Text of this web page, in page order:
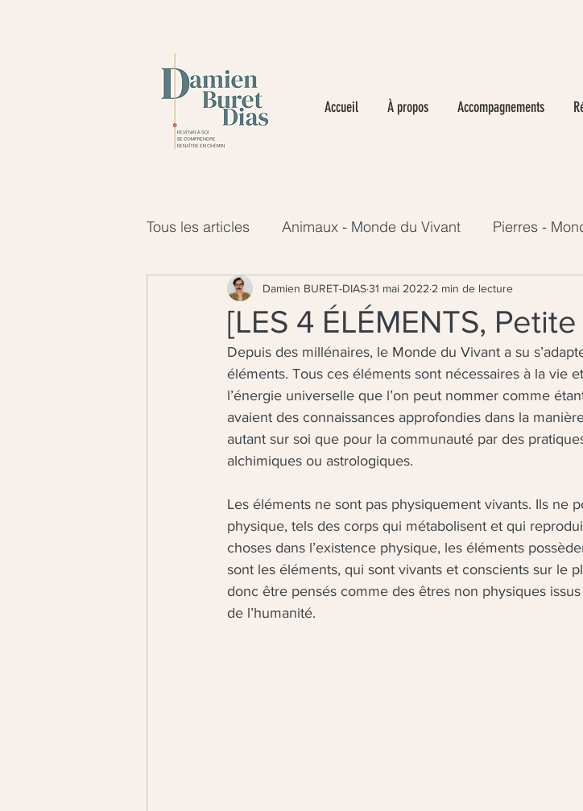
Accueil À propos Accompagnements
Tous les articles Animaux - Monde du Vivant Pierres -
Plantes - Monde du Vivant
[LES 4 ÉLÉMENTS,
Damien BURET-DIAS31 mai 2022 2 min de lecture
Depuis des millénaires, le Monde du Vivant a su
éléments. Tous ces éléments sont nécessaires à la vie
l’énergie universelle que l’on peut nommer comme
avaient des connaissances approfondies dans la
autant sur soi que pour la communauté par des
alchimiques ou astrologiques.
Les éléments ne sont pas physiquement vivants. Ils ne
physique, tels des corps qui métabolisent et qui
choses dans l’existence physique, les éléments
sont les éléments, qui sont vivants et conscients sur le
donc être pensés comme des êtres non physiques
de l’humanité.